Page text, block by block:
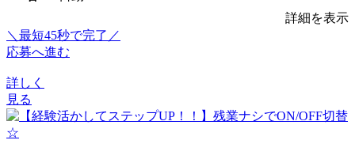
詳細を表示
＼最短45秒で完了／
応募へ進む
詳しく
見る